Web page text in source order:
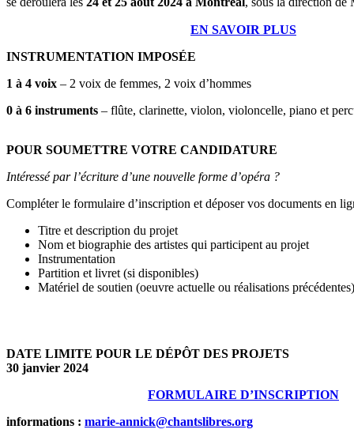
EN SAVOIR PLUS
INSTRUMENTATION IMPOSÉE
1 à 4 voix – 2 voix de femmes, 2 voix d’hommes
0 à 6 instruments – flûte, clarinette, violon, violoncelle, piano et
POUR SOUMETTRE VOTRE CANDIDATURE
Intéressé par l’écriture d’une nouvelle forme d’opéra ?
Compléter le formulaire d’inscription et déposer vos documents en
Titre et description du projet
Nom et biographie des artistes qui participent au projet
Instrumentation
Partition et livret (si disponibles)
Matériel de soutien (oeuvre actuelle ou réalisations précédentes)
DATE LIMITE POUR LE DÉPÔT DES PROJETS
30 janvier 2024
FORMULAIRE D’INSCRIPTION
informations : marie-annick@chantslibres.org